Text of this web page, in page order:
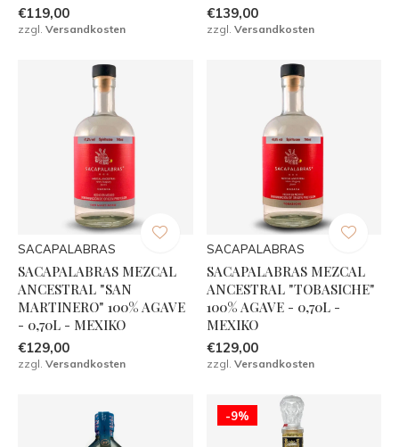
€119,00
zzgl. Versandkosten
€139,00
zzgl. Versandkosten
SACAPALABRAS
SACAPALABRAS MEZCAL
ANCESTRAL "SAN
MARTINERO" 100% AGAVE
- 0,70L - MEXIKO
€129,00
zzgl. Versandkosten
SACAPALABRAS
SACAPALABRAS MEZCAL
ANCESTRAL "TOBASICHE"
100% AGAVE - 0,70L -
MEXIKO
€129,00
zzgl. Versandkosten
-9%